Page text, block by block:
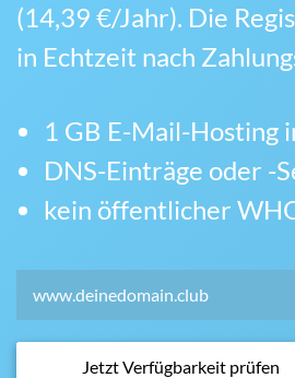
(14,39 €/Jahr). Die
in Echtzeit nach
1 GB E-Mail-Hosting
DNS-Einträge oder -
kein öffentlicher
Jetzt Verfügbarkeit prüfen